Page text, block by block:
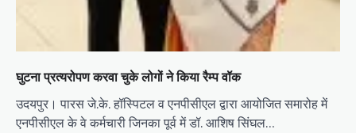
घुटना प्रत्यरोपण करवा चुके लोगों ने किया रैम्प वॉक
उदयपुर। पारस जे.के. हॉस्पिटल व एनपीसीएल द्वारा आयोजित समारोह में
एनपीसीएल के वे कर्मचारी जिनका पूर्व में डॉ. आशिष सिंघल…